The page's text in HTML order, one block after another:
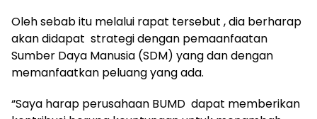
Oleh sebab itu melalui rapat tersebut , dia berharap
akan didapat strategi dengan pemaanfaatan
Sumber Daya Manusia (SDM) yang dan dengan
memanfaatkan peluang yang ada.
“Saya harap perusahaan BUMD dapat memberikan